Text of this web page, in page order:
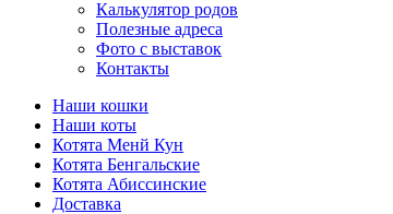
Калькулятор родов
Полезные адреса
Фото с выставок
Контакты
Наши кошки
Наши коты
Котята Менй Кун
Котята Бенгальские
Котята Абиссинские
Доставка